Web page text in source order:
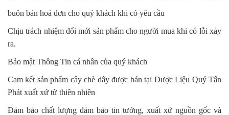
buôn bán hoá đơn cho quý khách khi có yêu cầu
Chịu trách nhiệm đổi mới sản phẩm cho người mua khi có lỗi xảy
ra.
Bảo mật Thông Tin cá nhân của quý khách
Cam kết sản phẩm cây chè dây được bán tại Dược Liệu Quý Tấn
Phát xuất xứ từ thiên nhiên
Đảm bảo chất lượng đảm bảo tin tưởng, xuất xứ nguồn gốc và